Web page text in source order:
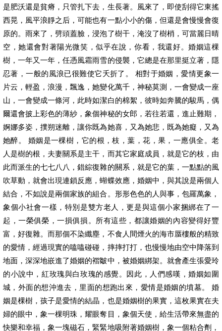
是肥沃還是貧瘠，只管扎下去，生長著。風來了，即使刮得它東搖
西晃，風平浪靜之后，可能也有一點小小的傷，但還是會慢慢會復
原的。雨來了，劈頭蓋臉，浸泡了樹干，淹沒了樹梢，可當麗日晴
空，她還會對著陽光微笑，似乎在說，你看，我還好。婚姻這棵
樹，一年又一年，任憑風霜雨雪的侵襲，它總是在那里挺立著，隱
忍著，一般的風浪已很難使它夭折了。 相對于婚姻，愛情更象一
片云，輕盈，浪漫，飄逸，她變化萬千，神秘莫測，一會變成一座
山，一會變成一條河，此時如潔白的棉絮，彼時如奔騰的駿馬，偶
爾還會披上彩色的薄紗，象個神秘的女郎，若往若還，進止難期，
婀娜多姿，撲朔迷離，讓你既為她喜，又為她悲，既為她癡，又為
她醉。 婚姻是一棵樹，它的根，枝，葉，花，果，一應俱全。老
人是樹的根，夫妻關系是主干，而其它家庭成員，就是它的枝，由
此而派生的七七八八，錯綜復雜的關系，就是它的葉，一點點的風
吹草動，就會出現連鎖反應，蝴蝶效應，婚姻中，與其說是兩個人
結合，不如說是兩個家族的組合。形形色色的人與事，包羅萬象，
象個小社會一樣，特別是雙方老人，更是與這個小家捆綁在了一
起，一榮俱榮，一損俱損。所有這些，都讓婚姻的內容變得好豐
富，好復雜。而那個不染纖塵，不食人間煙火的海市蜃樓般的精致
的愛情，經過現實的嗑嗑碰碰，摔摔打打，也慢慢地由空中降落到
地面，深深地嵌進了婚姻的褶皺中，被婚姻綁架。就會產生張愛玲
的小說中，紅玫瑰與白玫瑰的感覺。因此，人們感嘆，婚姻如圍
城，外面的想沖進去，里面的想跑出來，愛情是婚姻的墳墓。 婚
姻是棵樹，孩子是愛情的結晶，也是婚姻樹的果實，這枚果實在夫
婦的眼中，象一棵明珠，耀眼奪目，象個天使，給生活帶來無盡的
快樂和幸福，象一塊磁石，緊緊地吸附著婚姻樹，象一個粘合劑，